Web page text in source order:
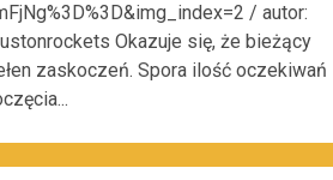
/ autor:
Okazuje się, że bieżący
zaskoczeń. Spora ilość oczekiwań